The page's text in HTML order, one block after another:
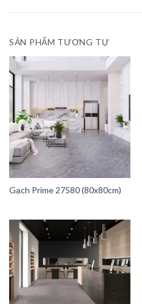
SẢN PHẨM TƯƠNG TỰ
Gạch Prime 27580 (80x80cm)